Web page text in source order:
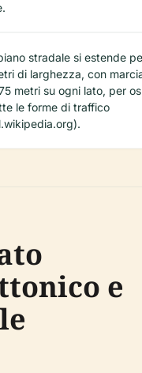
stradale si estende
di larghezza, con
metri su ogni lato, per
le forme di traffico
e